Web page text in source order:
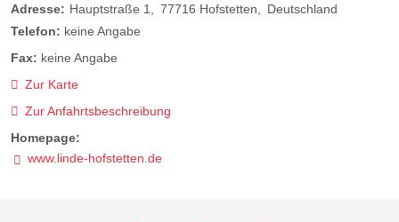
Adresse: Hauptstraße 1 77716 Hofstetten
Deutschland
Telefon: keine Angabe
Fax: keine Angabe
Zur Karte
Zur Anfahrtsbeschreibung
Homepage:
www.linde-hofstetten.de